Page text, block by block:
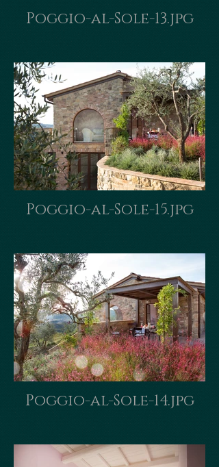
Poggio-al-Sole-13.jpg
Poggio-al-Sole-15.jpg
Poggio-al-Sole-14.jpg